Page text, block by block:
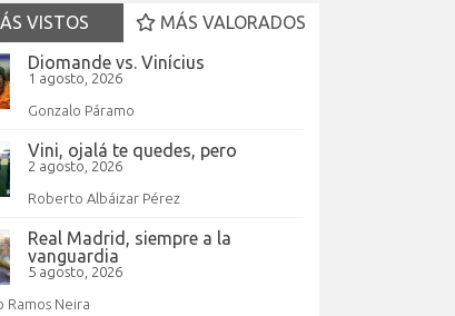
VISTOS
MÁS VALORADOS
Diomande vs. Vinícius
1 agosto, 2026
Gonzalo Páramo
Vini, ojalá te quedes, pero
2 agosto, 2026
Roberto Albáizar Pérez
Real Madrid, siempre a la
vanguardia
5 agosto, 2026
Ramos Neira